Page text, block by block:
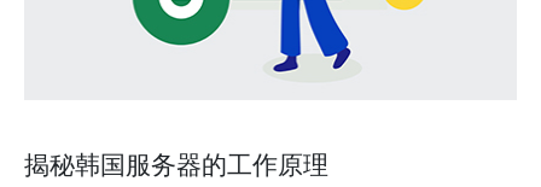
揭秘韩国服务器的工作原理